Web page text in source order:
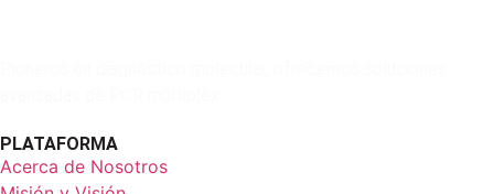
PLATAFORMA
Acerca de Nosotros